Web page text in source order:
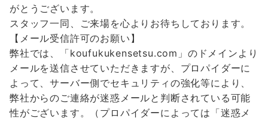
がとうございます。
スタッフ一同、ご来場を心よりお待ちしております。
【メール受信許可のお願い】
弊社では、「koufukukensetsu.com」のドメインより
メールを送信させていただきますが、プロパイダーに
よって、サーバー側でセキュリティの強化等により、
弊社からのご連絡が迷惑メールと判断されている可能
性がございます。（プロパイダーによっては「迷惑メ